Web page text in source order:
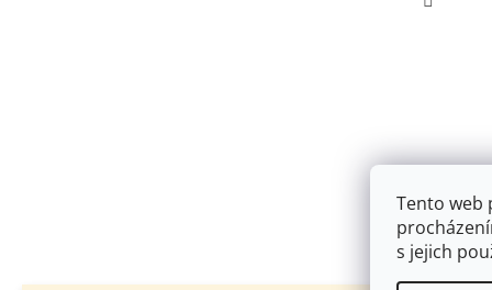
Tento web
s jejich